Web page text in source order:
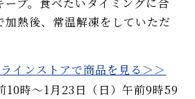
加熱後、常温解凍をしていただ
インストアで商品を見る＞＞
時～1月23日（日）午前9時59